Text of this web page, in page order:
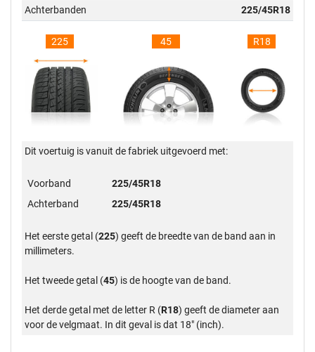
Achterbanden 225/45R18
225 45 R18
Dit voertuig is vanuit de fabriek uitgevoerd met:
Voorband
225/45R18
Achterband
225/45R18
Het eerste getal (225) geeft de breedte van de band aan in
millimeters.
Het tweede getal (45) is de hoogte van de band.
Het derde getal met de letter R (R18) geeft de diameter aan
voor de velgmaat. In dit geval is dat 18" (inch).